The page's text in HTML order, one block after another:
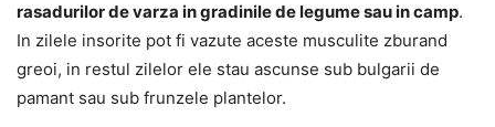
rasadurilor de varza in gradinile de legume sau in camp.
In zilele insorite pot fi vazute aceste musculite zburand
greoi, in restul zilelor ele stau ascunse sub bulgarii de
pamant sau sub frunzele plantelor.